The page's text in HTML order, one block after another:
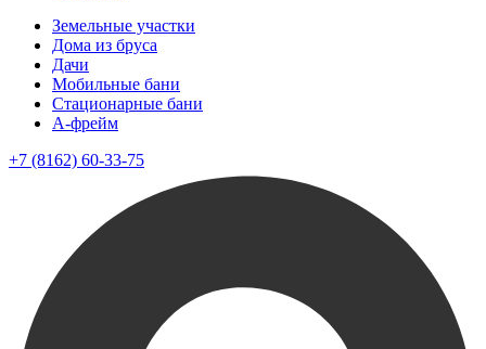
Земельные участки
Дома из бруса
Дачи
Мобильные бани
Стационарные бани
A-фрейм
+7 (8162) 60-33-75